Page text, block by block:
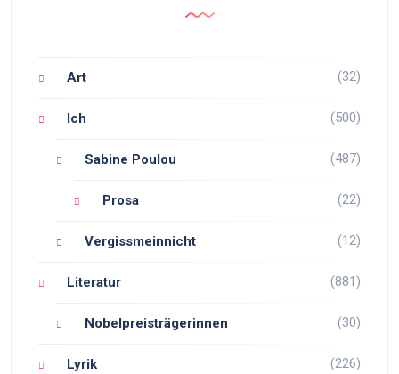
Art (32)
Ich (500)
Sabine Poulou (487)
Prosa (22)
Vergissmeinnicht (12)
Literatur (881)
Nobelpreisträgerinnen (30)
Lyrik (226)